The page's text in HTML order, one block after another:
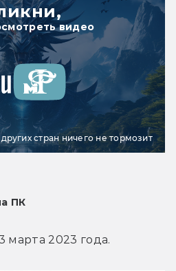
видео
стран ничего не тормозит
ПК
марта 2023 года.